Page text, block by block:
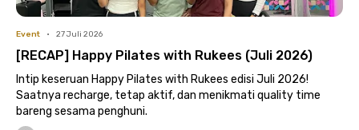
Event • 27 Juli 2026
[RECAP] Happy Pilates with Rukees (Juli 2026)
Intip keseruan Happy Pilates with Rukees edisi Juli 2026!
Saatnya recharge, tetap aktif, dan menikmati quality time
bareng sesama penghuni.